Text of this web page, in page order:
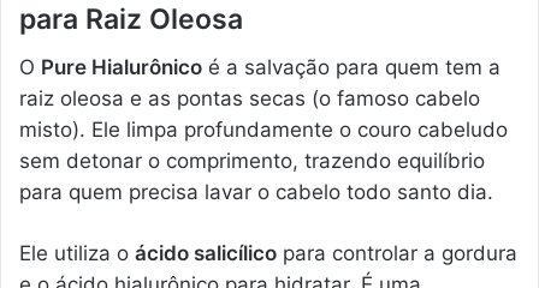
para Raiz Oleosa
O Pure Hialurônico é a salvação para quem tem a
raiz oleosa e as pontas secas (o famoso cabelo
misto). Ele limpa profundamente o couro cabeludo
sem detonar o comprimento, trazendo equilíbrio
para quem precisa lavar o cabelo todo santo dia.
Ele utiliza o ácido salicílico para controlar a gordura